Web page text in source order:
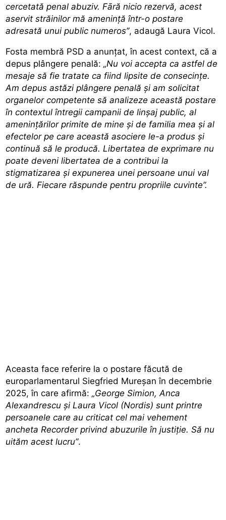
cercetată penal abuziv. Fāră nicio rezervă, acest
aservit străinilor mă amenință într-o postare
adresată unui public numeros”, adaugă Laura Vicol.
Fosta membră PSD a anunțat, în acest context, că a
depus plângere penală:„Nu voi accepta ca astfel de
mesaje să fie tratate ca fiind lipsite de consecințe.
Am depus astăzi plângere penală și am solicitat
organelor competente să analizeze această postare
în contextul întregii campanii de linșaj public, al
amenințărilor primite de mine și de familia mea și al
efectelor pe care această asociere le-a produs și
continuă să le producă. Libertatea de exprimare nu
poate deveni libertatea de a contribui la
stigmatizarea și expunerea unei persoane unui val
de ură. Fiecare răspunde pentru propriile cuvinte”.
Aceasta face referire la o postare făcută de
europarlamentarul Siegfried Mureșan în decembrie
2025, în care afirmă:„George Simion, Anca
Alexandrescu și Laura Vicol (Nordis) sunt printre
persoanele care au criticat cel mai vehement
ancheta Recorder privind abuzurile în justiție. Să nu
uităm acest lucru”.